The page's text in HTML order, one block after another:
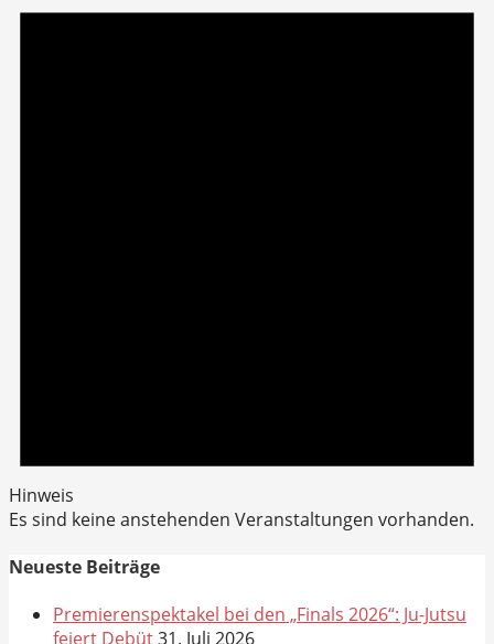
Hinweis
Es sind keine anstehenden Veranstaltungen vorhanden.
Neueste Beiträge
Premierenspektakel bei den „Finals 2026“: Ju-Jutsu
feiert Debüt31. Juli 2026